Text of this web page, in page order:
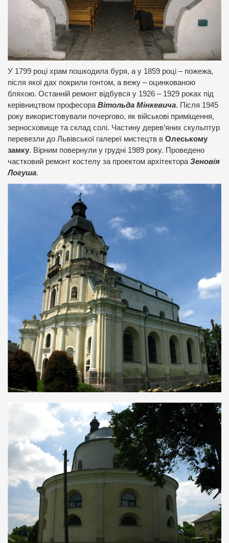
У 1799 році храм пошкодила буря, а у 1859 році – пожежа,
після якої дах покрили гонтом, а вежу – оцинкованою
бляхою. Останній ремонт відбувся у 1926 – 1929 роках під
керівництвом професора Вітольда Мінкевича. Після 1945
року використовували почергово, як військові приміщення,
зерносховище та склад солі. Частину дерев’яних скульптур
перевезли до Львівської галереї мистецтв в Олеському
замку. Вірним повернули у грудні 1989 року. Проведено
частковий ремонт костелу за проектом архітектора Зеновія
Логуша.